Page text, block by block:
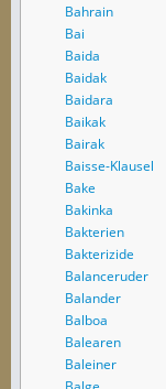
Bahrain
Bai
Baida
Baidak
Baidara
Baikak
Bairak
Baisse-Klausel
Bake
Bakinka
Bakterien
Bakterizide
Balanceruder
Balander
Balboa
Balearen
Baleiner